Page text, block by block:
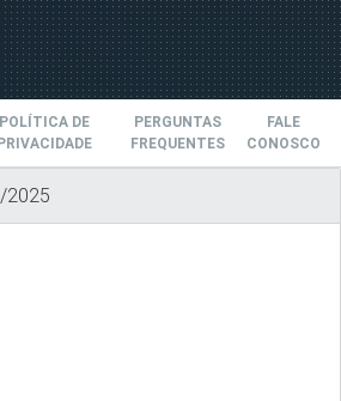
POLÍTICA DE
PRIVACIDADE
PERGUNTAS
FREQUENTES
FALE
CONOSCO
2025